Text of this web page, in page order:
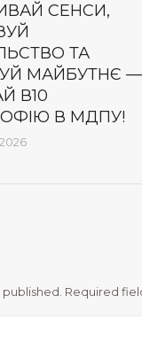
СЕНСИ,
ТА
МАЙБУТНЄ —
В10
В МДПУ!
Required